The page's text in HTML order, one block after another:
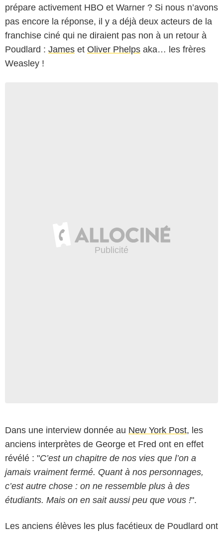
prépare activement HBO et Warner ? Si nous n’avons
pas encore la réponse, il y a déjà deux acteurs de la
franchise ciné qui ne diraient pas non à un retour à
Poudlard : James et Oliver Phelps aka… les frères
Weasley !
Dans une interview donnée au New York Post, les
anciens interprètes de George et Fred ont en effet
révélé : "C’est un chapitre de nos vies que l’on a
jamais vraiment fermé. Quant à nos personnages,
c’est autre chose : on ne ressemble plus à des
étudiants. Mais on en sait aussi peu que vous !".
Les anciens élèves les plus facétieux de Poudlard ont